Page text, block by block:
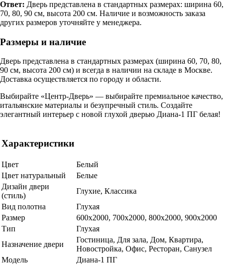
Ответ: Дверь представлена в стандартных размерах: ширина 60,
70, 80, 90 см, высота 200 см. Наличие и возможность заказа
других размеров уточняйте у менеджера.
Размеры и наличие
Дверь представлена в стандартных размерах (ширина 60, 70, 80,
90 см, высота 200 см) и всегда в наличии на складе в Москве.
Доставка осуществляется по городу и области.
Выбирайте «Центр-Дверь» — выбирайте премиальное качество,
итальянские материалы и безупречный стиль. Создайте
элегантный интерьер с новой глухой дверью Диана-1 ПГ белая!
Характеристики
Цвет
Белый
Цвет натуральный
Белые
Дизайн двери
(стиль)
Глухие, Классика
Вид полотна
Глухая
Размер
600x2000, 700x2000, 800x2000, 900x2000
Тип
Глухая
Назначение двери
Гостиница, Для зала, Дом, Квартира,
Новостройка, Офис, Ресторан, Санузел
Модель
Диана-1 ПГ